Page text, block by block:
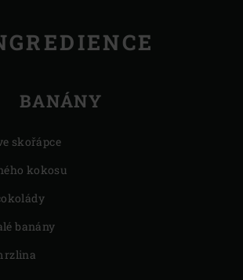
BANÁNY
skořápce
kokosu
banány